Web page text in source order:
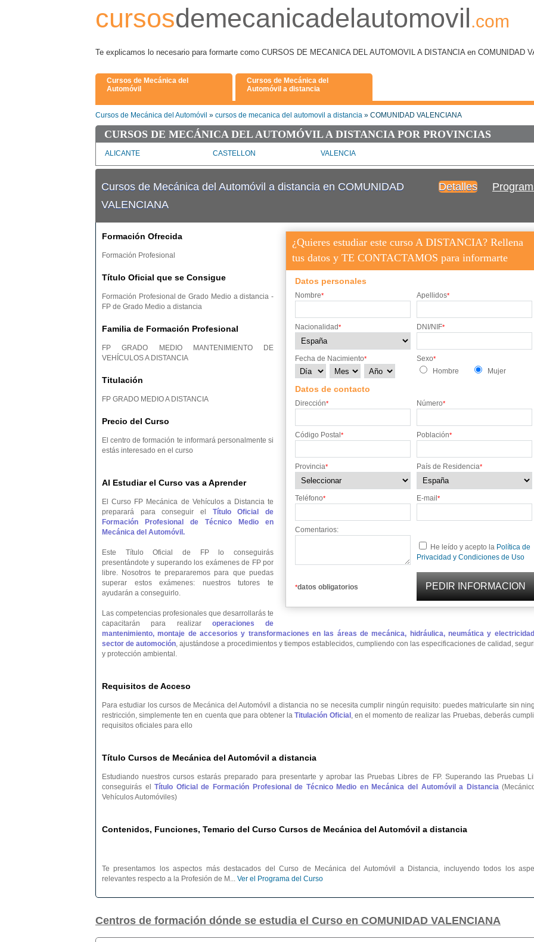
cursosdemecanicadelautomovil.com
Te explicamos lo necesario para formarte como CURSOS DE MECANICA DEL AUTOMOVIL A DISTANCIA en COMUNIDAD
Cursos de Mecánica del
Automóvil
Cursos de Mecánica del
Automóvil a distancia
Cursos de Mecánica del Automóvil » cursos de mecanica del automovil a distancia » COMUNIDAD VALENCIANA
CURSOS DE MECÁNICA DEL AUTOMÓVIL A DISTANCIA POR PROVINCIAS
ALICANTE CASTELLON VALENCIA
Detalles
Cursos de Mecánica del Automóvil a distancia en COMUNIDAD
VALENCIANA
¿Quieres estudiar este curso A DISTANCIA? Rellena
tus datos y TE CONTACTAMOS para informarte
Datos personales
Nombre* Apellidos*
Nacionalidad* DNI/NIF*
Fecha de Nacimiento* Sexo*
Hombre Mujer
Datos de contacto
Dirección* Número*
Código Postal * Población*
Provincia* País de Residencia*
Teléfono* E-mail *
Comentarios:
He leído y acepto la Política de
Privacidad y Condiciones de Uso
*datos obligatorios
Formación Ofrecida
Formación Profesional
Título Oficial que se Consigue
Formación Profesional de Grado Medio a distancia -
FP de Grado Medio a distancia
Familia de Formación Profesional
FP GRADO MEDIO MANTENIMIENTO DE
VEHÍCULOS A DISTANCIA
Titulación
FP GRADO MEDIO A DISTANCIA
Precio del Curso
El centro de formación te informará personalmente si
estás interesado en el curso
Al Estudiar el Curso vas a Aprender
El Curso FP Mecánica de Vehículos a Distancia te
preparará para conseguir el Título Oficial de
Formación Profesional de Técnico Medio en
Mecánica del Automóvil.
Este Título Oficial de FP lo conseguirás
presentándote y superando los exámenes de FP por
libre. Nosotros te prepararemos para que puedas
superar estos exámenes: nuestros tutores te
ayudarán a conseguirlo.
Las competencias profesionales que desarrollarás te
capacitarán para realizar operaciones de
mantenimiento, montaje de accesorios y transformaciones en las áreas de mecánica, hidráulica, neumática y
sector de automoción, ajustándose a procedimientos y tiempos establecidos, cumpliendo con las especificaciones de calidad,
y protección ambiental.
Requisitos de Acceso
Para estudiar los cursos de Mecánica del Automóvil a distancia no se necesita cumplir ningún requisito: puedes matricularte sin
restricción, simplemente ten en cuenta que para obtener laTitulación Oficial , en el momento de realizar las Pruebas, deberás
requisitos oficiales para ello
Título Cursos de Mecánica del Automóvil a distancia
Estudiando nuestros cursos estarás preparado para presentarte y aprobar las Pruebas Libres de FP. Superando las Pruebas
conseguirás elTítulo Oficial de Formación Profesional de Técnico Medio en Mecánica del Automóvil a Distancia
Vehículos Automóviles)
Contenidos, Funciones, Temario del Curso Cursos de Mecánica del Automóvil a distancia
Te presentamos los aspectos más destacados del Curso de Mecánica del Automóvil a Distancia, incluyendo todos los
relevantes respecto a la Profesión de M... Ver el Programa del Curso
Centros de formación dónde se estudia el Curso en COMUNIDAD VALENCIANA